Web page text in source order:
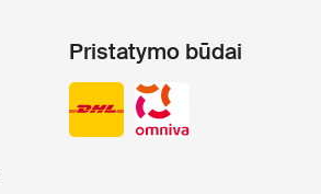
Pristatymo būdai